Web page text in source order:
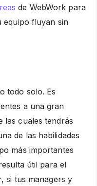
de WebWork para
equipo fluyan sin
todo solo. Es
a una gran
las cuales tendrás
de las habilidades
más importantes
útil para el
si tus managers y